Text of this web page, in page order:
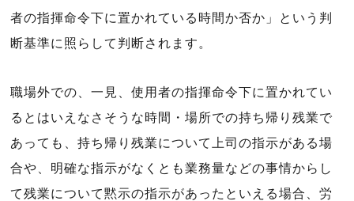
者の指揮命令下に置かれている時間か否か」という判
断基準に照らして判断されます。
職場外での、一見、使用者の指揮命令下に置かれてい
るとはいえなさそうな時間・場所での持ち帰り残業で
あっても、持ち帰り残業について上司の指示がある場
合や、明確な指示がなくとも業務量などの事情からし
て残業について黙示の指示があったといえる場合、労